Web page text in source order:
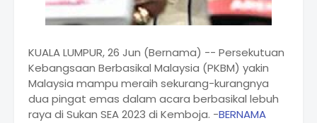
KUALA LUMPUR, 26 Jun (Bernama) -- Persekutuan
Kebangsaan Berbasikal Malaysia (PKBM) yakin
Malaysia mampu meraih sekurang-kurangnya
dua pingat emas dalam acara berbasikal lebuh
raya di Sukan SEA 2023 di Kemboja. -BERNAMA